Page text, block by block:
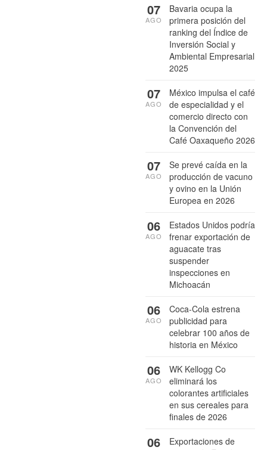
Bavaria ocupa la
primera posición del
ranking del Índice de
Inversión Social y
Ambiental Empresarial
2025
07
AGO
México impulsa el café
de especialidad y el
comercio directo con
la Convención del
Café Oaxaqueño 2026
07
AGO
Se prevé caída en la
producción de vacuno
y ovino en la Unión
Europea en 2026
07
AGO
Estados Unidos podría
frenar exportación de
aguacate tras
suspender
inspecciones en
Michoacán
06
AGO
Coca-Cola estrena
publicidad para
celebrar 100 años de
historia en México
06
AGO
WK Kellogg Co
eliminará los
colorantes artificiales
en sus cereales para
finales de 2026
06
AGO
Exportaciones de
06